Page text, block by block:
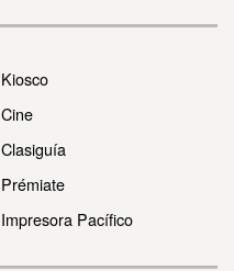
Kiosco
Cine
Clasiguía
Prémiate
Impresora Pacífico